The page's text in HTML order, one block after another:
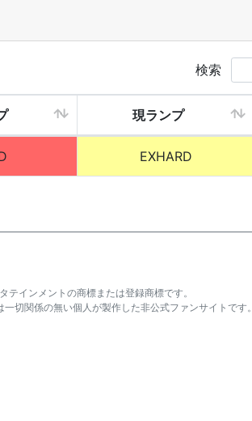
検索
現ランプ
EXHARD
インメントの商標または登録商標です。
切関係の無い個人が製作した非公式ファンサイトです。